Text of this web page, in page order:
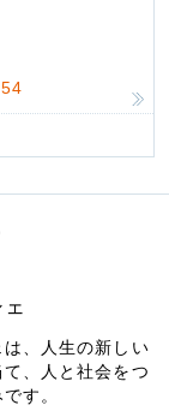
、人生の新しい
、人と社会をつ
す。